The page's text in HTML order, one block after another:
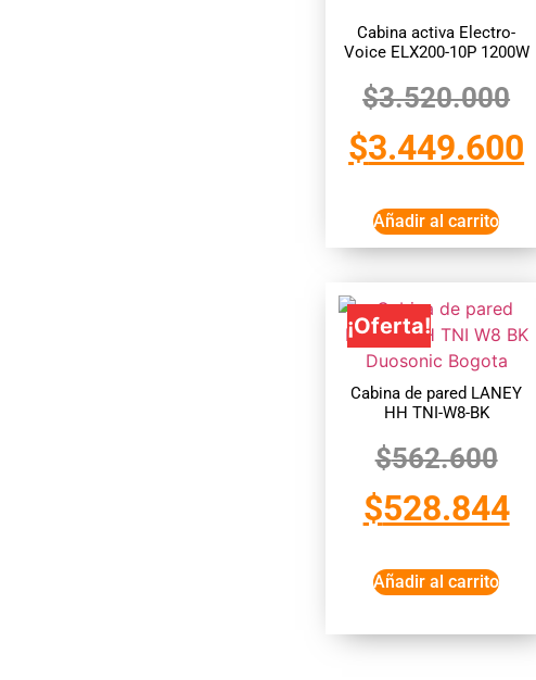
Cabina activa Electro-
Voice ELX200-10P 1200W
$3.520.000
$3.449.600
Añadir al carrito
¡Oferta!
Cabina de pared LANEY
HH TNI-W8-BK
$562.600
$528.844
Añadir al carrito